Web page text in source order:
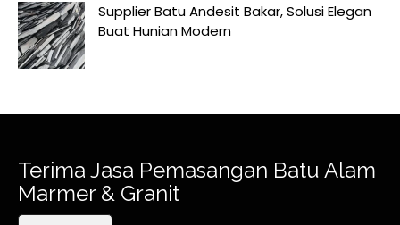
Supplier Batu Andesit Bakar, Solusi Elegan
Buat Hunian Modern
Terima Jasa Pemasangan Batu Alam
Marmer & Granit